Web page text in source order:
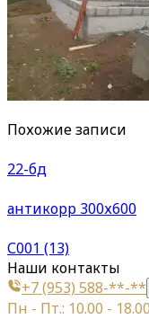
Похожие записи
22-бд
антикорр 300х600
С001 (13)
Наши контакты
+7 (953) 588-**-**
Пн - Пт.: 10.00 - 18.00